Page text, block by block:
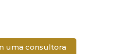
uma consultora